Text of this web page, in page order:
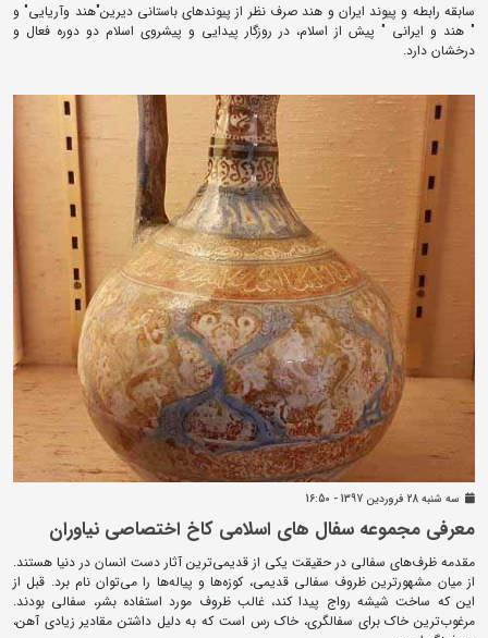
سابقه رابطه و پیوند ایران و هند صرف نظر از پیوندهای باستانی دیرین"هند وآریایی" و
" هند و ایرانی " پیش از اسلام، در روزگار پیدایی و پیشروی اسلام دو دوره فعال و
درخشان دارد.
سه شنبه 28 فروردين 1397 - 16:50
معرفی مجموعه سفال های اسلامی کاخ اختصاصی نیاوران
مقدمه ظرف‌های سفالی در حقیقت یکی از قدیمی‌ترین آثار دست انسان در دنیا هستند.
از میان مشهورترین ظروف سفالی قدیمی، کوزه‌ها و پیاله‌ها را می‌توان نام برد. قبل از
این که ساخت شیشه رواج پیدا کند، غالب ظروف مورد استفاده‌ بشر، سفالی بودند.
مرغوب‌ترین خاک برای سفالگری، خاک رس است که به دلیل داشتن مقادیر زیادی آهن،